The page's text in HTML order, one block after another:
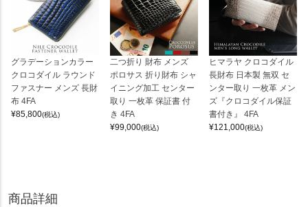
グラデーションカラー
クロコダイル ラウンド
ファスナー メンズ 長財
布 4FA
¥85,800(税込)
二つ折り 財布 メンズ
ポロサス 折り財布 シャ
イニング加工 センター
取り 一枚革 保証書 付
き 4FA
¥99,000(税込)
ヒマラヤ クロコダイル
長財布 日本製 無双 セ
ンター取り 一枚革 メン
ズ『クロコダイル保証
書付き』 4FA
¥121,000(税込)
商品詳細